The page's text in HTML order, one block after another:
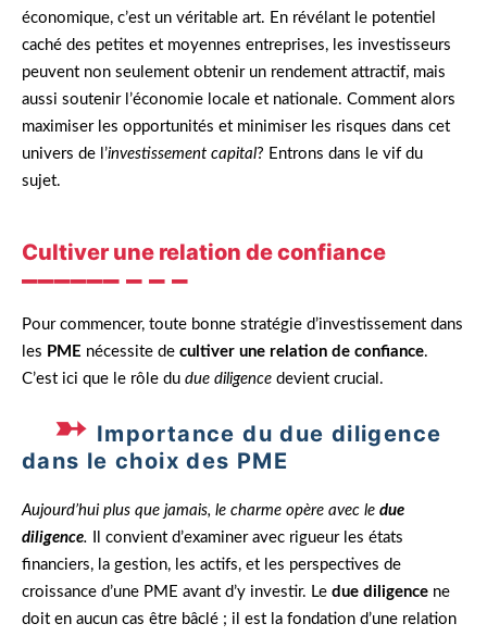
économique, c’est un véritable art. En révélant le potentiel
caché des petites et moyennes entreprises, les investisseurs
peuvent non seulement obtenir un rendement attractif, mais
aussi soutenir l’économie locale et nationale. Comment alors
maximiser les opportunités et minimiser les risques dans cet
univers de l’investissement capital? Entrons dans le vif du
sujet.
Cultiver une relation de confiance
Pour commencer, toute bonne stratégie d’investissement dans
les PME nécessite de cultiver une relation de confiance.
C’est ici que le rôle du due diligence devient crucial.
Importance du due diligence
dans le choix des PME
Aujourd’hui plus que jamais, le charme opère avec le due
diligence. Il convient d’examiner avec rigueur les états
financiers, la gestion, les actifs, et les perspectives de
croissance d’une PME avant d’y investir. Le due diligence ne
doit en aucun cas être bâclé ; il est la fondation d’une relation